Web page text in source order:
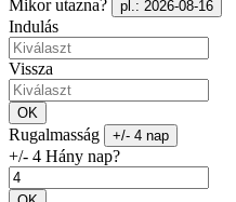
Mikor utazna? pl.: 2026-08-16
Indulás
Vissza
OK
Rugalmasság +/- 4 nap
+/- 4 Hány nap?